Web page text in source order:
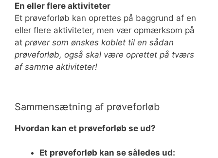
En eller flere aktiviteter
Et prøveforløb kan oprettes på baggrund af en
eller flere aktiviteter, men vær opmærksom på
at prøver som ønskes koblet til en sådan
prøveforløb, også skal være oprettet på tværs
af samme aktiviteter!
Sammensætning af prøveforløb
Hvordan kan et prøveforløb se ud?
Et prøveforløb kan se således ud: